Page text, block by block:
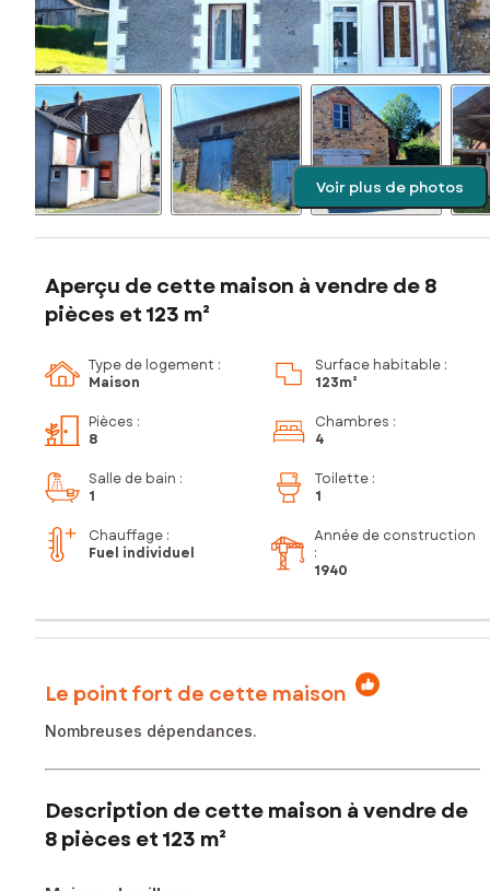
Voir plus de photos
Aperçu de cette maison à vendre de 8
pièces et 123 m²
Type de logement :
Maison
Surface habitable :
123m²
Pièces :
8
Chambres :
4
Salle de bain :
1
Toilette :
1
Chauffage :
Fuel individuel
Année de construction
:
1940
Le point fort de cette maison
Nombreuses dépendances.
Description de cette maison à vendre de
8 pièces et 123 m²